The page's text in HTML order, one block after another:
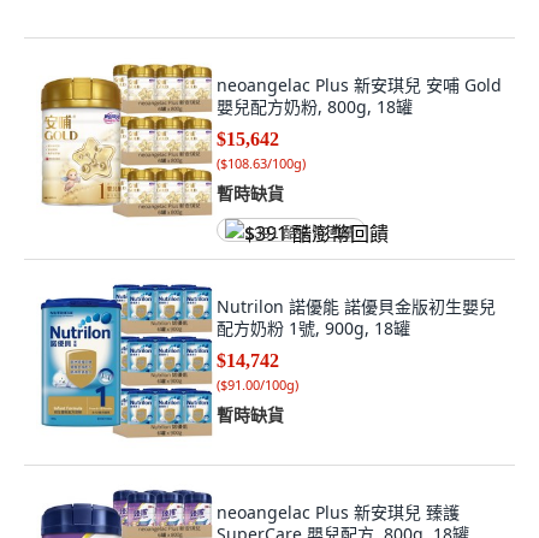
neoangelac Plus 新安琪兒 安哺 Gold
嬰兒配方奶粉, 800g, 18罐
$15,642
($108.63/100g)
暫時缺貨
$391 酷澎幣回饋
Nutrilon 諾優能 諾優貝金版初生嬰兒
配方奶粉 1號, 900g, 18罐
$14,742
($91.00/100g)
暫時缺貨
neoangelac Plus 新安琪兒 臻護